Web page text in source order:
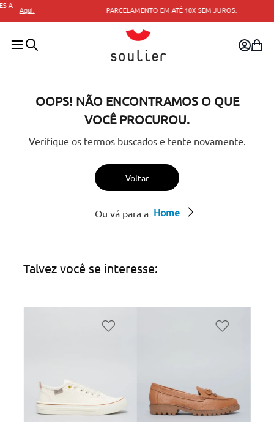
PARCELAMENTO EM ATÉ 10X SEM JUROS.
OOPS! NÃO ENCONTRAMOS O QUE
VOCÊ PROCUROU.
Verifique os termos buscados e tente novamente.
Voltar
Ou vá para a Home
Talvez você se interesse: